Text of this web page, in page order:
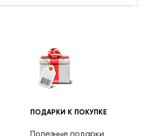
ПОДАРКИ К ПОКУПКЕ
Полезные подарки